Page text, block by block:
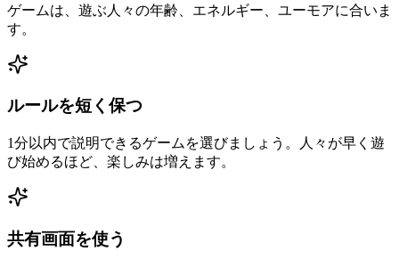
ゲームは、遊ぶ人々の年齢、エネルギー、ユーモアに合いま
す。
ルールを短く保つ
1分以内で説明できるゲームを選びましょう。人々が早く遊
び始めるほど、楽しみは増えます。
共有画面を使う